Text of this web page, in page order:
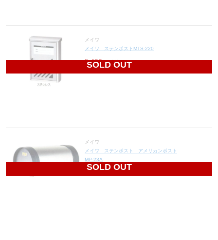
SOLD OUT
メイワ
メイワ ステンポストMTS-220
5,496 円(税込6,046円)
SOLD OUT
メイワ
メイワ ステンポスト アメリカンポスト
MP-23A
7,140